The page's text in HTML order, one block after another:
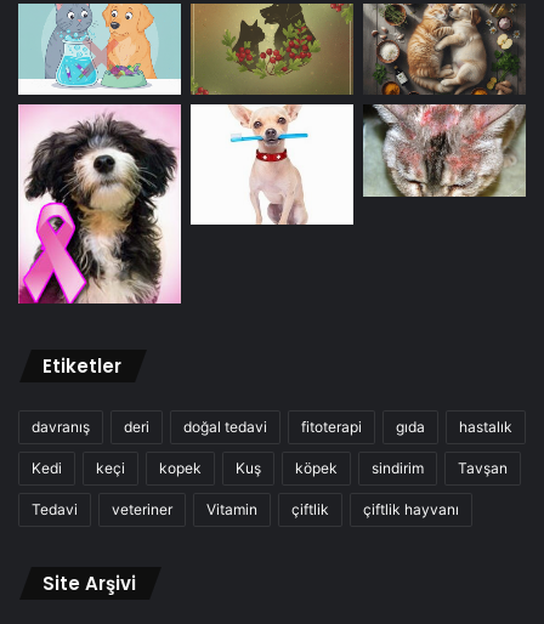
Etiketler
davranış deri doğal tedavi fitoterapi gıda hastalık
Kedi keçi kopek Kuş köpek sindirim Tavşan
Tedavi veteriner Vitamin çiftlik çiftlik hayvanı
Site Arşivi